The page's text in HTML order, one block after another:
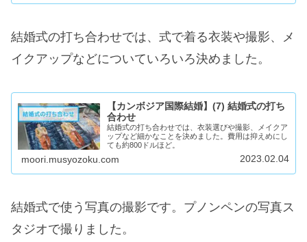
結婚式の打ち合わせでは、式で着る衣装や撮影、メ
イクアップなどについていろいろ決めました。
【カンボジア国際結婚】(7) 結婚式の打ち
合わせ
結婚式の打ち合わせでは、衣装選びや撮影、メイクア
ップなど細かなことを決めました。費用は抑えめにし
ても約800ドルほど。
moori.musyozoku.com 2023.02.04
結婚式で使う写真の撮影です。プノンペンの写真ス
タジオで撮りました。